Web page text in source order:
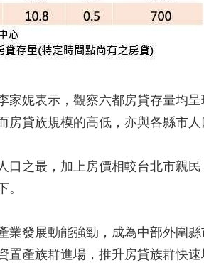
家妮表示，觀察六都房貸存量均
房貸族規模的高低，亦與各縣市
口之最，加上房價相較台北市親
。
業發展動能強勁，成為中部外圍
置產族群進場，推升房貸族群快速